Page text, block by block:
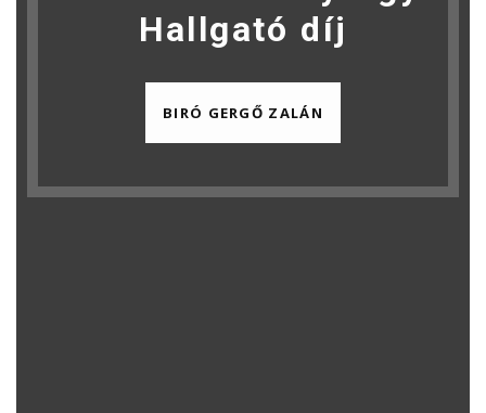
Hallgató díj
BIRÓ GERGŐ ZALÁN